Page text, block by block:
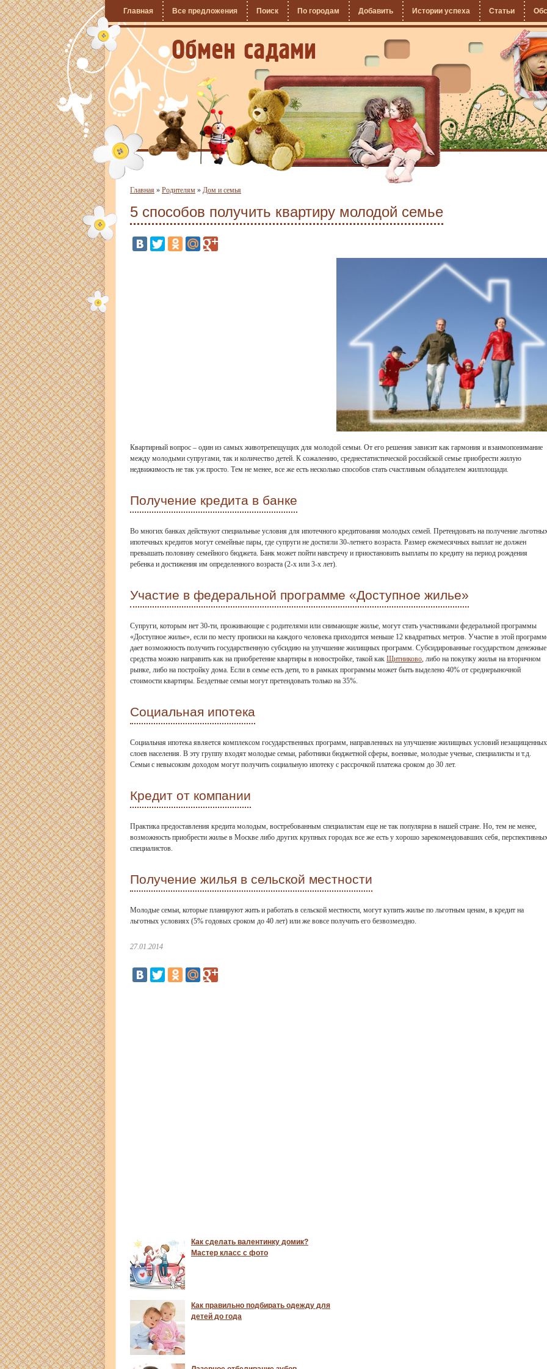
Главная Все предложения Поиск По городам Добавить Истории успеха Статьи
Главная » Родителям » Дом и семья
5 способов получить квартиру молодой семье
Квартирный вопрос – один из самых животрепещущих для молодой семьи. От его решения зависит как гармония и взаимопонимание
между молодыми супругами, так и количество детей. К сожалению, среднестатистической российской семье приобрести жилую
недвижимость не так уж просто. Тем не менее, все же есть несколько способов стать счастливым обладателем жилплощади.
Получение кредита в банке
Во многих банках действуют специальные условия для ипотечного кредитования молодых семей. Претендовать на получение
ипотечных кредитов могут семейные пары, где супруги не достигли 30-летнего возраста. Размер ежемесячных выплат не должен
превышать половину семейного бюджета. Банк может пойти навстречу и приостановить выплаты по кредиту на период рождения
ребенка и достижения им определенного возраста (2-х или 3-х лет).
Участие в федеральной программе «Доступное жилье»
Супруги, которым нет 30-ти, проживающие с родителями или снимающие жилье, могут стать участниками федеральной программы
«Доступное жилье», если по месту прописки на каждого человека приходится меньше 12 квадратных метров. Участие в этой
дает возможность получить государственную субсидию на улучшение жилищных программ. Субсидированные государством денежные
средства можно направить как на приобретение квартиры в новостройке, такой как Щитниково , либо на покупку жилья на вторичном
рынке, либо на постройку дома. Если в семье есть дети, то в рамках программы может быть выделено 40% от среднерыночной
стоимости квартиры. Бездетные семьи могут претендовать только на 35%.
Социальная ипотека
Социальная ипотека является комплексом государственных программ, направленных на улучшение жилищных условий незащищенных
слоев населения. В эту группу входят молодые семьи, работники бюджетной сферы, военные, молодые ученые, специалисты и т.д.
Семьи с невысоким доходом могут получить социальную ипотеку с рассрочкой платежа сроком до 30 лет.
Кредит от компании
Практика предоставления кредита молодым, востребованным специалистам еще не так популярна в нашей стране. Но, тем не менее,
возможность приобрести жилье в Москве либо других крупных городах все же есть у хорошо зарекомендовавших себя,
специалистов.
Получение жилья в сельской местности
Молодые семьи, которые планируют жить и работать в сельской местности, могут купить жилье по льготным ценам, в кредит на
льготных условиях (5% годовых сроком до 40 лет) или же вовсе получить его безвозмездно.
27.01.2014
Как сделать валентинку домик?
Мастер класс с фото
Как правильно подбирать одежду для
детей до года